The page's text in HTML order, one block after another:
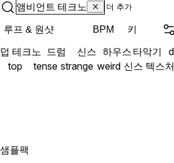
앰비언트 테크노
루프 & 원샷 BPM 키
덥 테크노 드럼 신스 하우스 타악기
top
tense strange weird 신스 텍스처
샘플팩